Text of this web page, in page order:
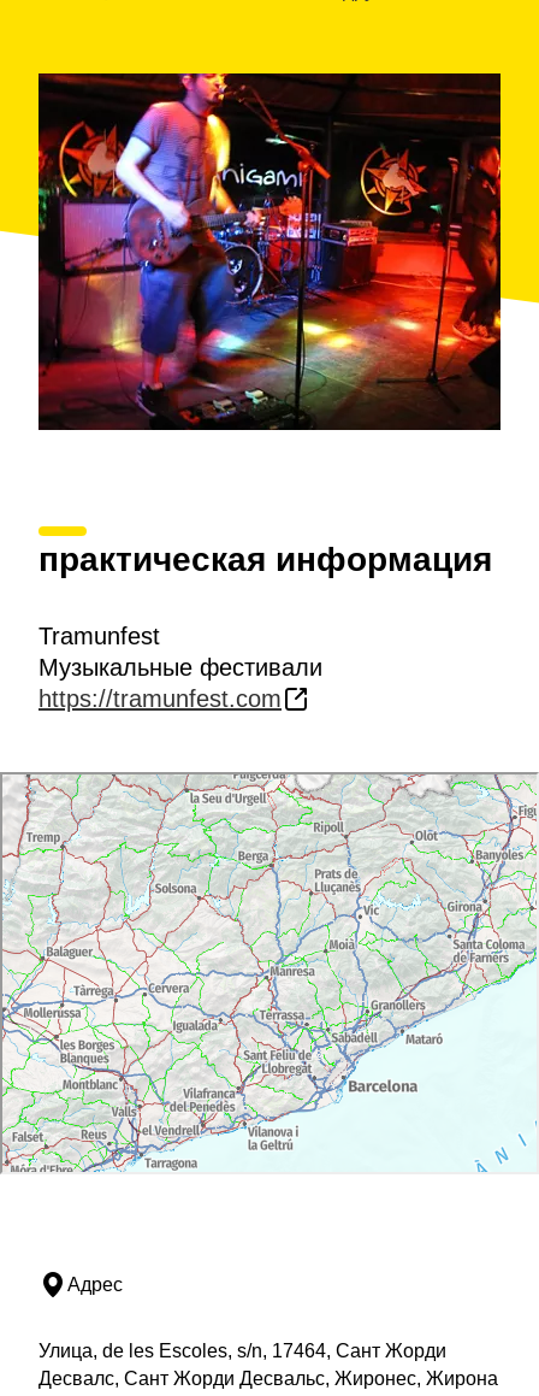
практическая информация
Tramunfest
Музыкальные фестивали
https://tramunfest.com
Адрес
Улица, de les Escoles, s/n, 17464, Сант Жорди
Десвалс, Сант Жорди Десвальс, Жиронес, Жирона